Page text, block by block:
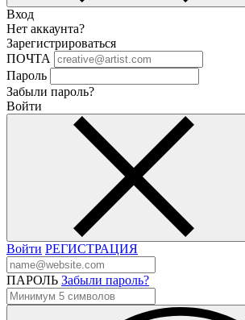
Вход
Нет аккаунта?
Зарегистрироваться
ПОЧТА
Пароль
Забыли пароль?
Войти
Войти РЕГИСТРАЦИЯ
ПАРОЛЬ Забыли пароль?